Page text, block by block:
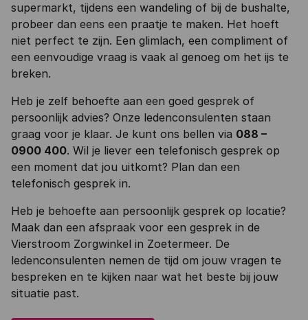
supermarkt, tijdens een wandeling of bij de bushalte,
probeer dan eens een praatje te maken. Het hoeft
niet perfect te zijn. Een glimlach, een compliment of
een eenvoudige vraag is vaak al genoeg om het ijs te
breken.
Heb je zelf behoefte aan een goed gesprek of
persoonlijk advies? Onze ledenconsulenten staan
graag voor je klaar. Je kunt ons bellen via 088 –
0900 400. Wil je liever een telefonisch gesprek op
een moment dat jou uitkomt? Plan dan een
telefonisch gesprek in.
Heb je behoefte aan persoonlijk gesprek op locatie?
Maak dan een afspraak voor een gesprek in de
Vierstroom Zorgwinkel in Zoetermeer. De
ledenconsulenten nemen de tijd om jouw vragen te
bespreken en te kijken naar wat het beste bij jouw
situatie past.